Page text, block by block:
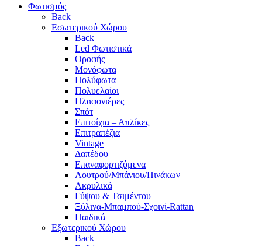
Φωτισμός
Back
Εσωτερικού Χώρου
Back
Led Φωτιστικά
Οροφής
Μονόφωτα
Πολύφωτα
Πολυελαίοι
Πλαφονιέρες
Σπότ
Επιτοίχια – Απλίκες
Επιτραπέζια
Vintage
Δαπέδου
Επαναφορτιζόμενα
Λουτρού/Μπάνιου/Πινάκων
Ακρυλικά
Γύψου & Τσιμέντου
Ξύλινα-Μπαμπού-Σχοινί-Rattan
Παιδικά
Εξωτερικού Χώρου
Back